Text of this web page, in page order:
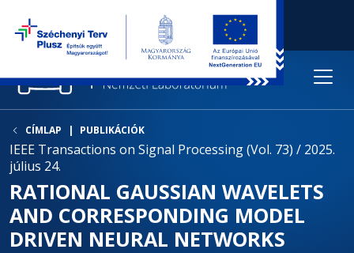
CÍMLAP PUBLIKÁCIÓK
IEEE Transactions on Signal Processing (Vol. 73) / 2025.
július 24.
RATIONAL GAUSSIAN WAVELETS
AND CORRESPONDING MODEL
DRIVEN NEURAL NETWORKS